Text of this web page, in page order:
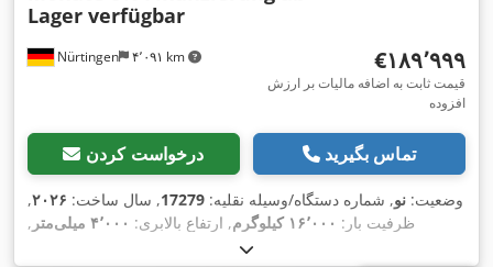
Nürtingen ۴٬۰۹۱ km
Lager verfügbar
‎€۱۸۹٬۹۹۹
قیمت ثابت به اضافه مالیات بر ارزش
افزوده
درخواست کردن تماس بگیرید
وضعیت: نو, شماره دستگاه/وسیله نقلیه: 17279, سال ساخت: ۲۰۲۶,
ظرفیت بار: ۱۶٬۰۰۰ کیلوگرم , ارتفاع بالابری: ۴٬۰۰۰ میلی‌متر
,
, مرکز ثقل بار: